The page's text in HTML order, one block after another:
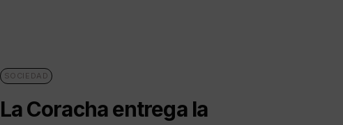
SOCIEDAD
La Coracha entrega la